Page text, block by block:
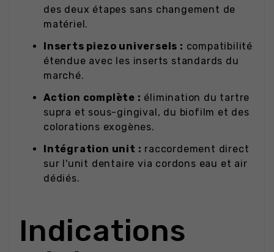
des deux étapes sans changement de
matériel.
Inserts piezo universels : compatibilité
étendue avec les inserts standards du
marché.
Action complète : élimination du tartre
supra et sous-gingival, du biofilm et des
colorations exogènes.
Intégration unit : raccordement direct
sur l'unit dentaire via cordons eau et air
dédiés.
Indications